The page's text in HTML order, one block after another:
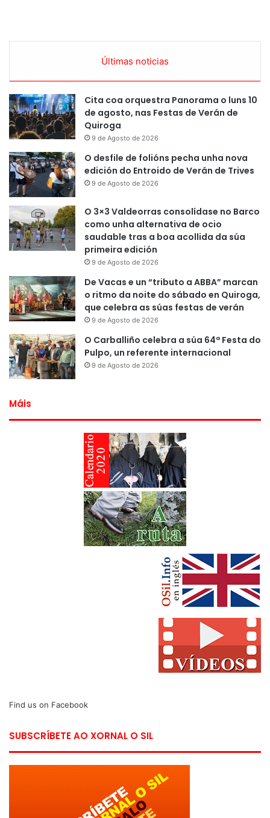
Últimas noticias
Cita coa orquestra Panorama o luns 10
de agosto, nas Festas de Verán de
Quiroga
9 de Agosto de 2026
O desfile de folións pecha unha nova
edición do Entroido de Verán de Trives
9 de Agosto de 2026
O 3×3 Valdeorras consolídase no Barco
como unha alternativa de ocio
saudable tras a boa acollida da súa
primeira edición
9 de Agosto de 2026
De Vacas e un “tributo a ABBA” marcan
o ritmo da noite do sábado en Quiroga,
que celebra as súas festas de verán
9 de Agosto de 2026
O Carballiño celebra a súa 64ª Festa do
Pulpo, un referente internacional
9 de Agosto de 2026
Máis
Find us on Facebook
SUBSCRÍBETE AO XORNAL O SIL